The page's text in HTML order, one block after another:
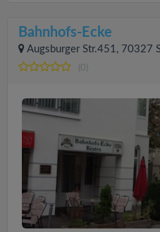
Bahnhofs-Ecke
Augsburger Str.451, 70327
(0)